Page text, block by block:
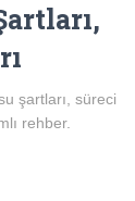
şartları, süreci
rehber.